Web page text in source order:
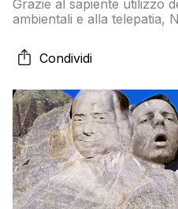
Grazie al sapiente utilizzo
ambientali e alla telepatia,
sedi dei principali partiti e
ne proporremo uno al
dare modo ai lettori […]
Condividi